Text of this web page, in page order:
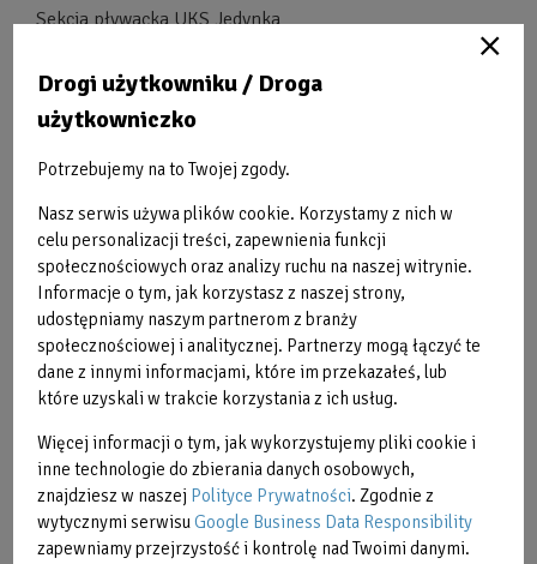
Sekcja pływacka UKS Jedynka
Obraz
bez
Nauka i doskonalenie pływania -
Drogi użytkowniku / Droga
użytkowniczko
Potrzebujemy na to Twojej zgody.
Nasz serwis używa plików cookie. Korzystamy z nich w
celu personalizacji treści, zapewnienia funkcji
społecznościowych oraz analizy ruchu na naszej witrynie.
Informacje o tym, jak korzystasz z naszej strony,
udostępniamy naszym partnerom z branży
społecznościowej i analitycznej. Partnerzy mogą łączyć te
dane z innymi informacjami, które im przekazałeś, lub
które uzyskali w trakcie korzystania z ich usług.
Więcej informacji o tym, jak wykorzystujemy pliki cookie i
inne technologie do zbierania danych osobowych,
znajdziesz w naszej Polityce Prywatności. Zgodnie z
wytycznymi serwisuGoogle Business Data Responsibility
zapewniamy przejrzystość i kontrolę nad Twoimi danymi.